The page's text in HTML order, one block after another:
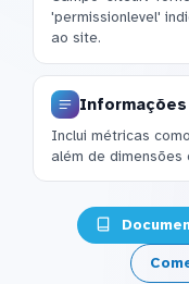
'permissionlevel'
ao site.
Inclui métricas
além de dimensões